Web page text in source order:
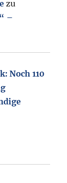
zu
–
Noch 110